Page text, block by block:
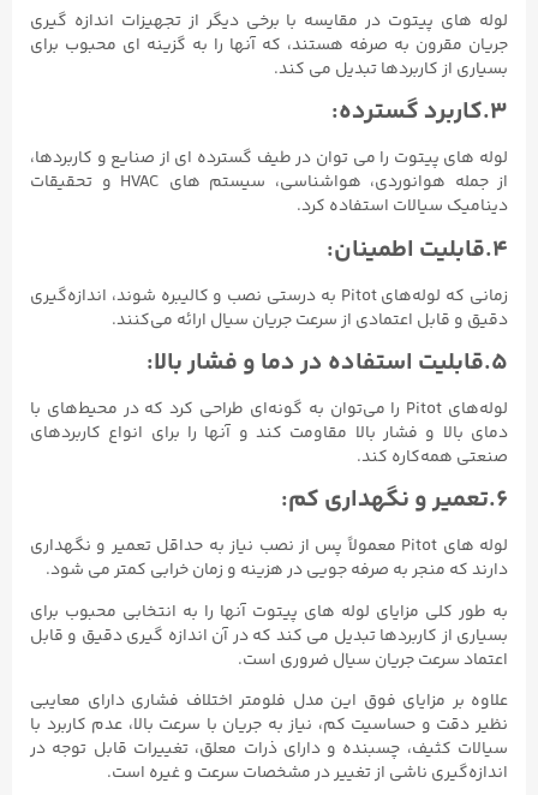
لوله های پیتوت در مقایسه با برخی دیگر از تجهیزات اندازه گیری
جریان مقرون به صرفه هستند، که آنها را به گزینه ای محبوب برای
بسیاری از کاربردها تبدیل می کند.
۳.کاربرد گسترده:
لوله های پیتوت را می توان در طیف گسترده ای از صنایع و کاربردها،
از جمله هوانوردی، هواشناسی، سیستم های HVAC و تحقیقات
دینامیک سیالات استفاده کرد.
۴.قابلیت اطمینان:
زمانی که لوله‌های Pitot به درستی نصب و کالیبره شوند، اندازه‌گیری
دقیق و قابل اعتمادی از سرعت جریان سیال ارائه می‌کنند.
۵.قابلیت استفاده در دما و فشار بالا:
لوله‌های Pitot را می‌توان به گونه‌ای طراحی کرد که در محیط‌های با
دمای بالا و فشار بالا مقاومت کند و آنها را برای انواع کاربردهای
صنعتی همه‌کاره کند.
۶.تعمیر و نگهداری کم:
لوله های Pitot معمولاً پس از نصب نیاز به حداقل تعمیر و نگهداری
دارند که منجر به صرفه جویی در هزینه و زمان خرابی کمتر می شود.
به طور کلی مزایای لوله های پیتوت آنها را به انتخابی محبوب برای
بسیاری از کاربردها تبدیل می کند که در آن اندازه گیری دقیق و قابل
اعتماد سرعت جریان سیال ضروری است.
علاوه بر مزایای فوق این مدل فلومتر اختلاف فشاری دارای معایبی
نظیر دقت و حساسیت کم، نیاز به جریان با سرعت بالا، عدم کاربرد با
سیالات کثیف، چسبنده و دارای ذرات معلق، تغییرات قابل توجه در
اندازه‌گیری ناشی از تغییر در مشخصات سرعت و غیره است.